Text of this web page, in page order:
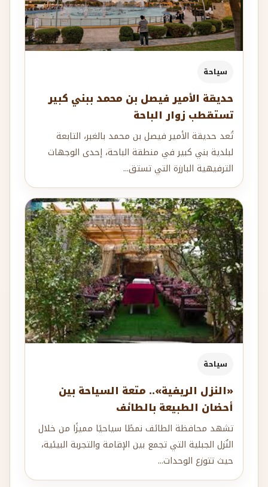
سياحة
حديقة الأمير فيصل بن محمد ببني كبير
تستقطب زوار الباحة
تُعد حديقة الأمير فيصل بن محمد بالغبر، التابعة
لبلدية بني كبير في منطقة الباحة، إحدى الوجهات
الترفيهية البارزة التي تستق...
سياحة
«النزل الريفية».. متعة السياحة بين
أحضان الطبيعة بالطائف
تشهد محافظة الطائف نمطًا سياحيًا مميزًا من خلال
النُزل الجبلية التي تجمع بين الإقامة والتجربة البيئية،
حيث تتوزع الوحدات...